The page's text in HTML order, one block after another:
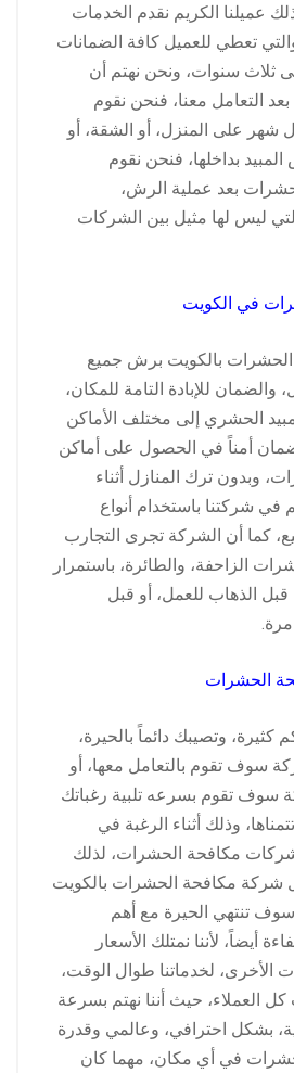
عميلنا الكريم نقدم الخدمات
والتي تعطي للعميل كافة الضمانات
ثلاث سنوات، ونحن نهتم أن
التعامل معنا، فنحن نقوم
شهر على المنزل، أو الشقة، أو
بداخلها، فنحن نقوم
بعد عملية الرش،
ليس لها مثيل بين الشركات
في الكويت
بالكويت برش جميع
والضمان للإبادة التامة للمكان،
الحشري إلى مختلف الأماكن
ضمان أمناً في الحصول على أماكن
وبدون ترك المنازل أثناء
في شركتنا باستخدام أنواع
كما أن الشركة تجرى التجارب
الزاحفة، والطائرة، باستمرار
قبل الذهاب للعمل، أو قبل
الحشرات
كثيرة، وتصيبك دائماً بالحيرة،
سوف تقوم بالتعامل معها، أو
سوف تقوم بسرعه تلبية رغباتك
وذلك أثناء الرغبة في
مكافحة الحشرات، لذلك
شركة مكافحة الحشرات بالكويت
وسوف تنتهي الحيرة مع أهم
أيضاً، لأننا نمتلك الأسعار
الأخرى، لخدماتنا طوال الوقت،
العملاء، حيث أننا نهتم بسرعة
بشكل احترافي، وعالمي وقدرة
في أي مكان، مهما كان